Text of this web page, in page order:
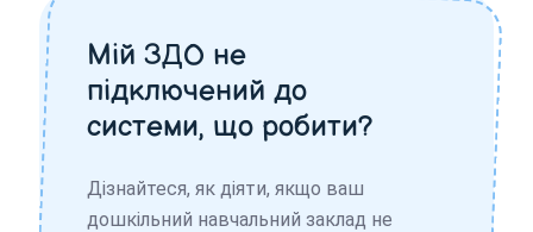
Мій ЗДО не
підключений до
системи, що робити?
Дізнайтеся, як діяти, якщо ваш
дошкільний навчальний заклад не